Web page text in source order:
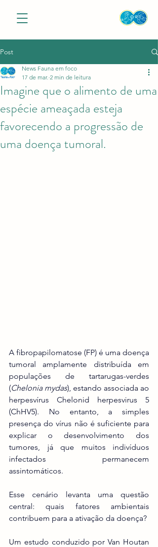
Post
Imagine que o alimento de uma
espécie ameaçada esteja
favorecendo a progressão de
uma doença tumoral.
News Fauna em foco
17 de mar. 2 min de leitura
A fibropapilomatose (FP) é uma doença
tumoral amplamente distribuída em
populações de tartarugas-verdes
(Chelonia mydas), estando associada ao
herpesvírus Chelonid herpesvirus 5
(ChHV5). No entanto, a simples
presença do vírus não é suficiente para
explicar o desenvolvimento dos
tumores, já que muitos indivíduos
infectados permanecem
assintomáticos.
Esse cenário levanta uma questão
central: quais fatores ambientais
contribuem para a ativação da doença?
Um estudo conduzido por Van Houtan